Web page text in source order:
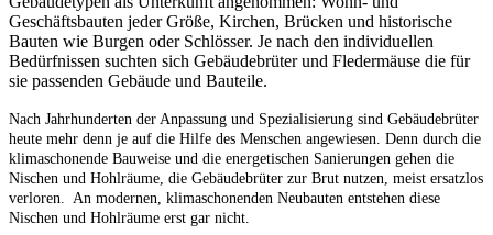
Geschäftsbauten jeder Größe, Kirchen, Brücken und historische
Bauten wie Burgen oder Schlösser. Je nach den individuellen
Bedürfnissen suchten sich Gebäudebrüter und Fledermäuse die für
sie passenden Gebäude und Bauteile.
Nach Jahrhunderten der Anpassung und Spezialisierung sind Gebäudebrüter
heute mehr denn je auf die Hilfe des Menschen angewiesen. Denn durch die
klimaschonende Bauweise und die energetischen Sanierungen gehen die
Nischen und Hohlräume, die Gebäudebrüter zur Brut nutzen, meist ersatzlos
verloren. An modernen, klimaschonenden Neubauten entstehen diese
Nischen und Hohlräume erst gar nicht.